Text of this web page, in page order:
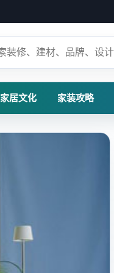
家居文化 家装攻略